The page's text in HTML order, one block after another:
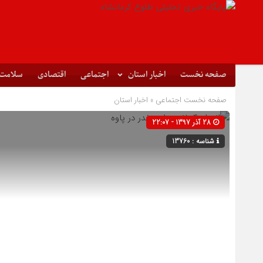
صفحه نخست اخبار استان اجتماعی اقتصادی
صفحه نخست اجتماعی » اخبار استان
شناسه : 13760